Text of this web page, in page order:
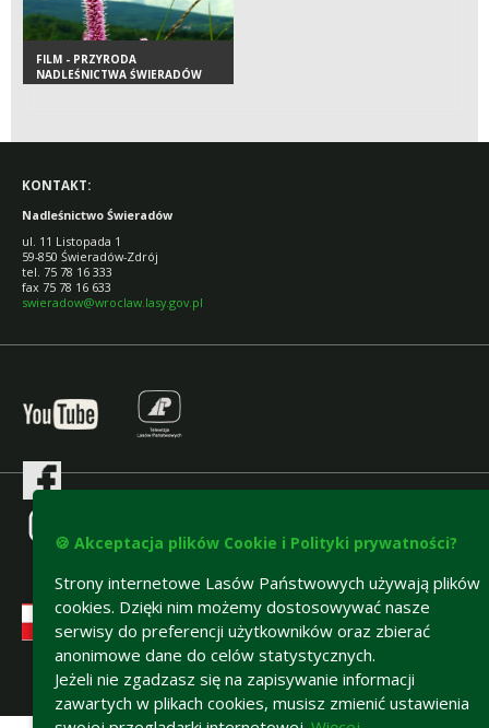
FILM - PRZYRODA
NADLEŚNICTWA ŚWIERADÓW
KONTAKT:
Nadleśnictwo Świeradów
ul. 11 Listopada 1
59-850 Świeradów-Zdrój
tel. 75 78 16 333
fax 75 78 16 633
swieradow@wroclaw.lasy.gov.pl
Deklaracja dostępności
🍪 Akceptacja plików Cookie i Polityki prywatności?
Strony internetowe Lasów Państwowych używają plików
cookies. Dzięki nim możemy dostosowywać nasze
serwisy do preferencji użytkowników oraz zbierać
anonimowe dane do celów statystycznych.
Jeżeli nie zgadzasz się na zapisywanie informacji
zawartych w plikach cookies, musisz zmienić ustawienia